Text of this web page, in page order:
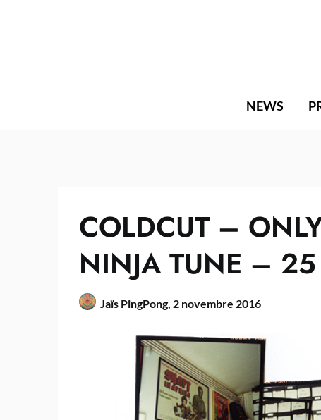
NEWS
COLDCUT –
NINJA TUNE –
Jaïs PingPong, 2 novembre 2016